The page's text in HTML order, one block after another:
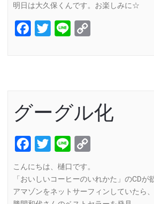
明日は大久保くんです。お楽しみに☆
Facebook
Twitter
Line
グーグル化
Facebook
Twitter
Line
こんにちは、樋口です。
「おいしいコーヒーのいれかた」のCDが
アマゾンをネットサーフィンしていたら、